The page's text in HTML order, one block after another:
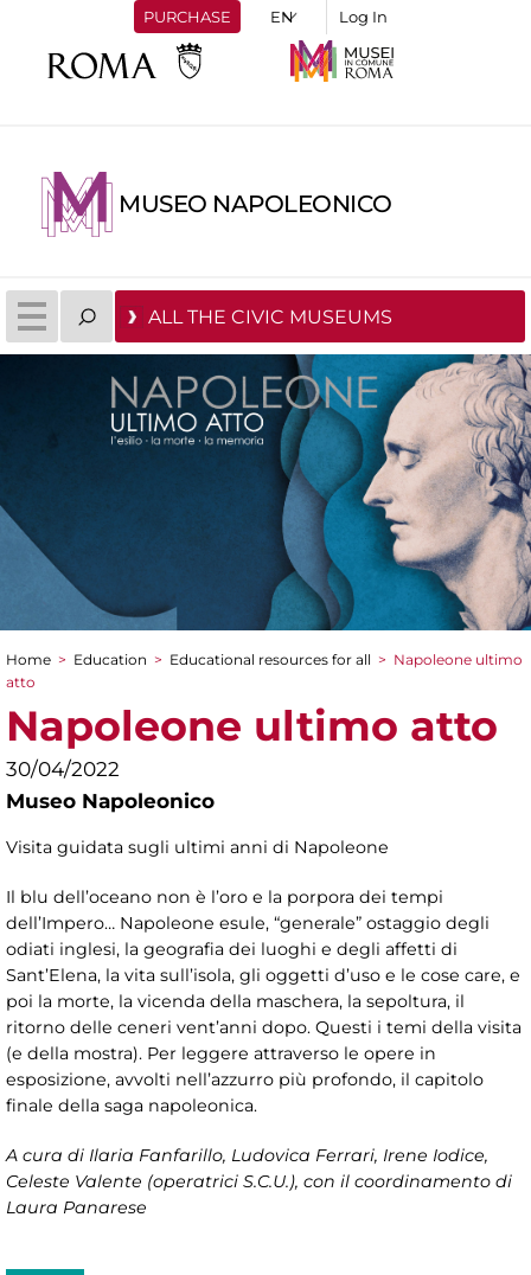
PURCHASE Log In
MUSEO NAPOLEONICO
ALL THE CIVIC MUSEUMS
You are here
Home > Education > Educational resources for all > Napoleone ultimo
atto
Napoleone ultimo atto
30/04/2022
Museo Napoleonico
Visita guidata sugli ultimi anni di Napoleone
Il blu dell’oceano non è l’oro e la porpora dei tempi
dell’Impero… Napoleone esule, “generale” ostaggio degli
odiati inglesi, la geografia dei luoghi e degli affetti di
Sant’Elena, la vita sull’isola, gli oggetti d’uso e le cose care, e
poi la morte, la vicenda della maschera, la sepoltura, il
ritorno delle ceneri vent’anni dopo. Questi i temi della visita
(e della mostra). Per leggere attraverso le opere in
esposizione, avvolti nell’azzurro più profondo, il capitolo
finale della saga napoleonica.
A cura di Ilaria Fanfarillo, Ludovica Ferrari, Irene Iodice,
Celeste Valente (operatrici S.C.U.), con il coordinamento di
Laura Panarese